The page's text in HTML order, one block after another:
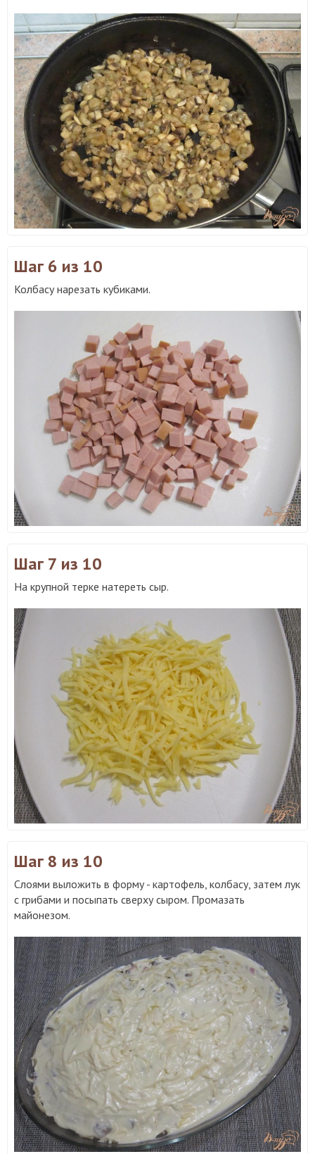
Шаг 6 из 10
Колбасу нарезать кубиками.
Шаг 7 из 10
На крупной терке натереть сыр.
Шаг 8 из 10
Слоями выложить в форму - картофель, колбасу, затем лук
с грибами и посыпать сверху сыром. Промазать
майонезом.